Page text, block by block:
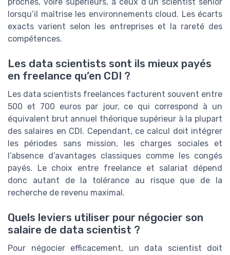
lorsqu’il maîtrise les environnements cloud. Les écarts
exacts varient selon les entreprises et la rareté des
compétences.
Les data scientists sont ils mieux payés
en freelance qu’en CDI ?
Les data scientists freelances facturent souvent entre
500 et 700 euros par jour, ce qui correspond à un
équivalent brut annuel théorique supérieur à la plupart
des salaires en CDI. Cependant, ce calcul doit intégrer
les périodes sans mission, les charges sociales et
l’absence d’avantages classiques comme les congés
payés. Le choix entre freelance et salariat dépend
donc autant de la tolérance au risque que de la
recherche de revenu maximal.
Quels leviers utiliser pour négocier son
salaire de data scientist ?
Pour négocier efficacement, un data scientist doit